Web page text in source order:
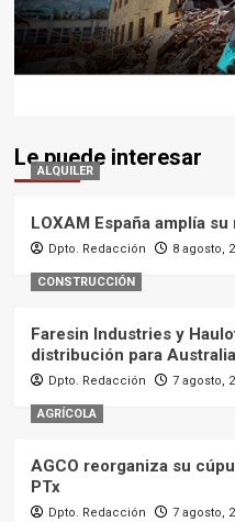
Le puede interesar
ALQUILER
LOXAM España amplía
Dpto. Redacción 8 agosto,
CONSTRUCCIÓN
Faresin Industries y
distribución para Australia
Dpto. Redacción 7 agosto,
AGRÍCOLA
AGCO reorganiza su
PTx
Dpto. Redacción 7 agosto,